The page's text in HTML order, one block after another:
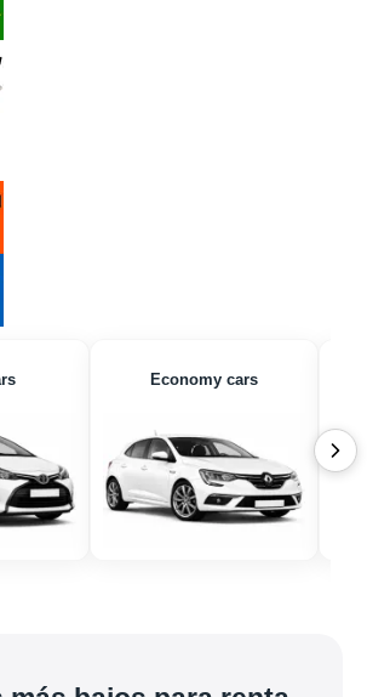
Economy cars